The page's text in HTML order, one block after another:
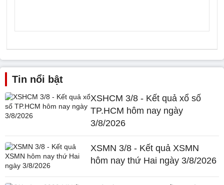
Tin nổi bật
XSHCM 3/8 - Kết quả xổ số
TP.HCM hôm nay ngày
3/8/2026
XSMN 3/8 - Kết quả XSMN
hôm nay thứ Hai ngày 3/8/2026